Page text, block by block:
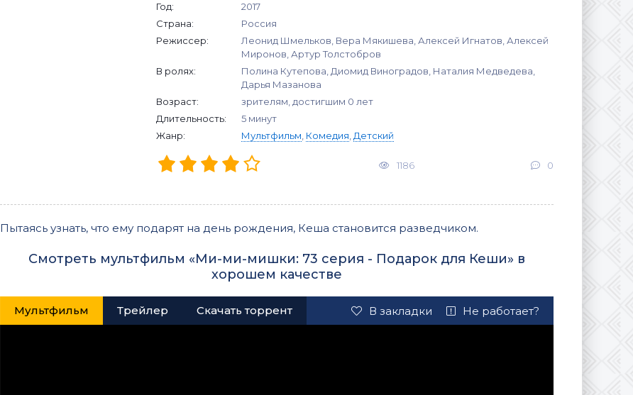
Год:
2017
Страна:
Россия
Режиссер:
Леонид Шмельков, Вера Мякишева, Алексей Игнатов, Алексей
Миронов, Артур Толстобров
В ролях:
Полина Кутепова, Диомид Виноградов, Наталия Медведева,
Дарья Мазанова
Возраст:
зрителям, достигшим 0 лет
Длительность:
5 минут
Жанр:
Мультфильм Комедия Детский
1186 0
Пытаясь узнать, что ему подарят на день рождения, Кеша становится разведчиком.
Смотреть мультфильм «Ми-ми-мишки: 73 серия - Подарок для Кеши» в
хорошем качестве
Мультфильм Трейлер Скачать торрент В закладки Не работает?